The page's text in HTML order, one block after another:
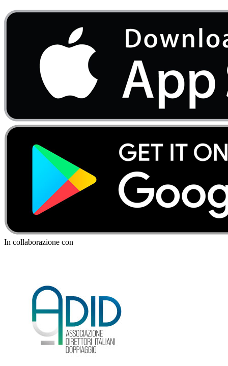
In collaborazione con